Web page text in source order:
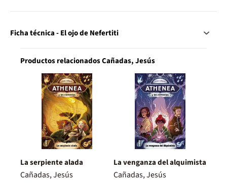
Ficha técnica - El ojo de Nefertiti
Productos relacionados Cañadas, Jesús
La serpiente alada
Cañadas, Jesús
La venganza del alquimista
Cañadas, Jesús